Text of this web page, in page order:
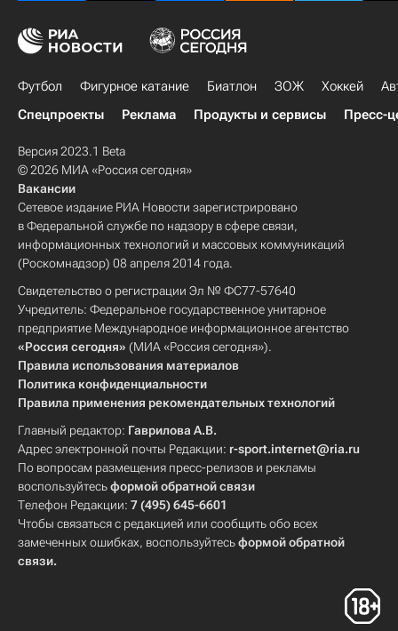
Футбол Фигурное катание Биатлон ЗОЖ Хоккей
Спецпроекты
Реклама Продукты и сервисы Пресс-
Версия 2023.1 Beta
© 2026 МИА «Россия сегодня»
Вакансии
Сетевое издание РИА Новости зарегистрировано
в Федеральной службе по надзору в сфере связи,
информационных технологий и массовых коммуникаций
(Роскомнадзор) 08 апреля 2014 года.
Свидетельство о регистрации Эл № ФС77-57640
Учредитель: Федеральное государственное унитарное
предприятие Международное информационное агентство
«Россия сегодня» (МИА «Россия сегодня»).
Правила использования материалов
Политика конфиденциальности
Правила применения рекомендательных технологий
Главный редактор: Гаврилова А.В.
Адрес электронной почты Редакции: r-sport.internet@ria.ru
По вопросам размещения пресс-релизов и рекламы
воспользуйтесьформой обратной связи
Телефон Редакции: 7 (495) 645-6601
Чтобы связаться с редакцией или сообщить обо всех
замеченных ошибках, воспользуйтесьформой обратной
связи.